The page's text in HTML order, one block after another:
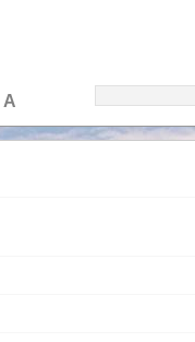
A